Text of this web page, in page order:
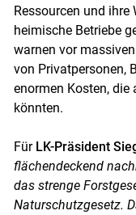
Ressourcen und ihre
heimische Betriebe
warnen vor
von Privatpersonen,
enormen Kosten,
könnten.
Für LK-Präsident
flächendeckend
das strenge
Naturschutzgesetz.